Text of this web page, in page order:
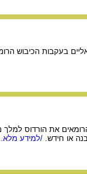
הרומאים את הורדוס
או חידש. /למידע מלא...